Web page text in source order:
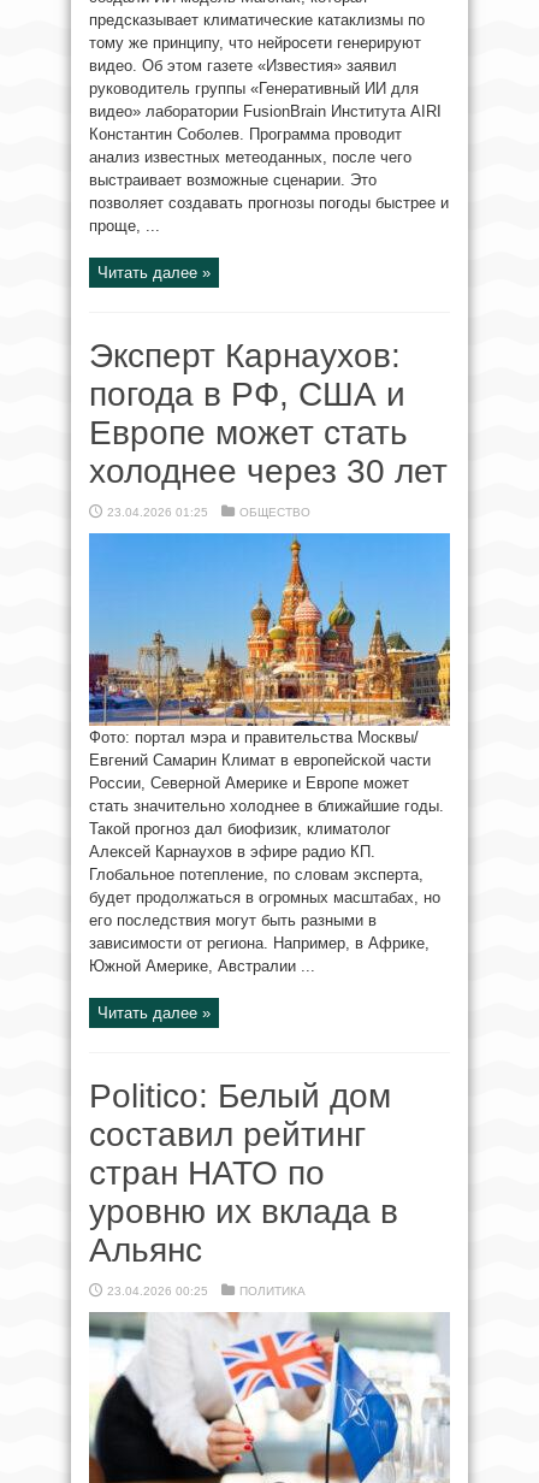
предсказывает климатические катаклизмы по
тому же принципу, что нейросети генерируют
видео. Об этом газете «Известия» заявил
руководитель группы «Генеративный ИИ для
видео» лаборатории FusionBrain Института AIRI
Константин Соболев. Программа проводит
анализ известных метеоданных, после чего
выстраивает возможные сценарии. Это
позволяет создавать прогнозы погоды быстрее и
проще, ...
Читать далее »
Эксперт Карнаухов:
погода в РФ, США и
Европе может стать
холоднее через 30 лет
23.04.2026 01:25 ОБЩЕСТВО
Фото: портал мэра и правительства Москвы/
Евгений Самарин Климат в европейской части
России, Северной Америке и Европе может
стать значительно холоднее в ближайшие годы.
Такой прогноз дал биофизик, климатолог
Алексей Карнаухов в эфире радио КП.
Глобальное потепление, по словам эксперта,
будет продолжаться в огромных масштабах, но
его последствия могут быть разными в
зависимости от региона. Например, в Африке,
Южной Америке, Австралии ...
Читать далее »
Politico: Белый дом
составил рейтинг
стран НАТО по
уровню их вклада в
Альянс
23.04.2026 00:25 ПОЛИТИКА